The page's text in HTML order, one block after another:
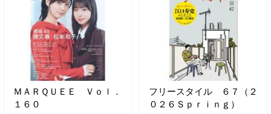
ＭＡＲＱＵＥＥ Ｖｏｌ．
１６０
フリースタイル ６７（２
０２６Ｓｐｒｉｎｇ）